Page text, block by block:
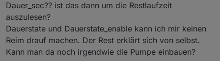
nutzen.
Dauer_sec?? ist das dann um die Restlaufzeit
auszulesen?
Dauerstate und Dauerstate_enable kann ich mir keinen
Reim drauf machen. Der Rest erklärt sich von selbst.
Kann man da noch irgendwie die Pumpe einbauen?